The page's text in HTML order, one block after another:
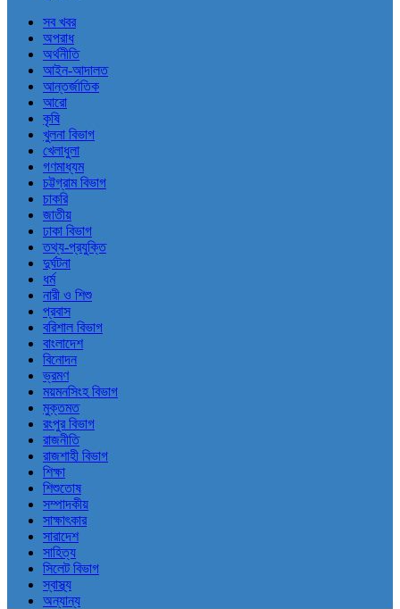
সব খবর
অপরাধ
অর্থনীতি
আইন-আদালত
আন্তর্জাতিক
আরো
কৃষি
খুলনা বিভাগ
খেলাধুলা
গণমাধ্যম
চট্টগ্রাম বিভাগ
চাকরি
জাতীয়
ঢাকা বিভাগ
তথ্য-প্রযুক্তি
দুর্ঘটনা
ধর্ম
নারী ও শিশু
প্রবাস
বরিশাল বিভাগ
বাংলাদেশ
বিনোদন
ভ্রমণ
ময়মনসিংহ বিভাগ
মুক্তমত
রংপুর বিভাগ
রাজনীতি
রাজশাহী বিভাগ
শিক্ষা
শিশুতোষ
সম্পাদকীয়
সাক্ষাৎকার
সারাদেশ
সাহিত্য
সিলেট বিভাগ
স্বাস্থ্য
অন্যান্য